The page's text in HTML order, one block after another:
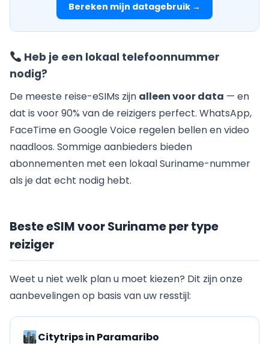
Bereken mijn datagebruik →
Heb je een lokaal telefoonnummer
nodig?
De meeste reise-eSIMs zijn alleen voor data — en
dat is voor 90% van de reizigers perfect. WhatsApp,
FaceTime en Google Voice regelen bellen en video
naadloos. Sommige aanbieders bieden
abonnementen met een lokaal Suriname-nummer
als je dat echt nodig hebt.
Beste eSIM voor Suriname per type
reiziger
Weet u niet welk plan u moet kiezen? Dit zijn onze
aanbevelingen op basis van uw resstijl:
Citytrips in Paramaribo